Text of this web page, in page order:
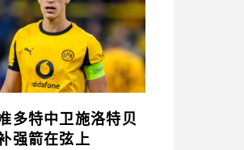
多特中卫施洛特贝
强箭在弦上